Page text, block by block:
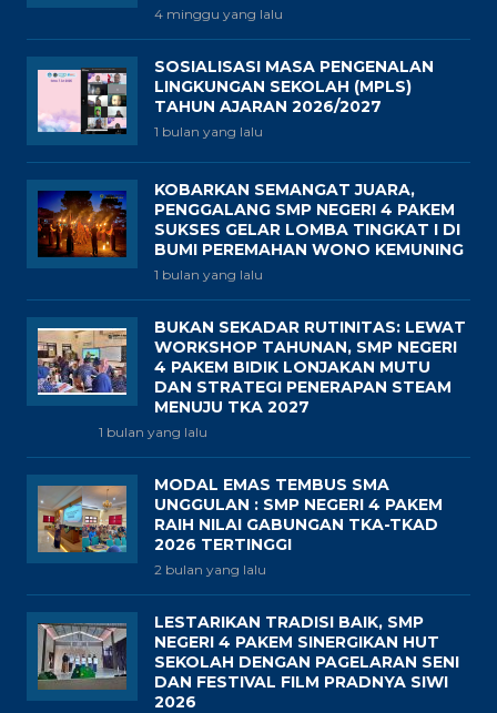
4 minggu yang lalu
SOSIALISASI MASA PENGENALAN
LINGKUNGAN SEKOLAH (MPLS)
TAHUN AJARAN 2026/2027
1 bulan yang lalu
KOBARKAN SEMANGAT JUARA,
PENGGALANG SMP NEGERI 4 PAKEM
SUKSES GELAR LOMBA TINGKAT I DI
BUMI PEREMAHAN WONO KEMUNING
1 bulan yang lalu
BUKAN SEKADAR RUTINITAS: LEWAT
WORKSHOP TAHUNAN, SMP NEGERI
4 PAKEM BIDIK LONJAKAN MUTU
DAN STRATEGI PENERAPAN STEAM
MENUJU TKA 2027
1 bulan yang lalu
MODAL EMAS TEMBUS SMA
UNGGULAN : SMP NEGERI 4 PAKEM
RAIH NILAI GABUNGAN TKA-TKAD
2026 TERTINGGI
2 bulan yang lalu
LESTARIKAN TRADISI BAIK, SMP
NEGERI 4 PAKEM SINERGIKAN HUT
SEKOLAH DENGAN PAGELARAN SENI
DAN FESTIVAL FILM PRADNYA SIWI
2026